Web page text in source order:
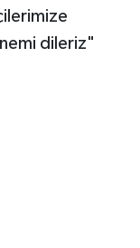
dileriz"